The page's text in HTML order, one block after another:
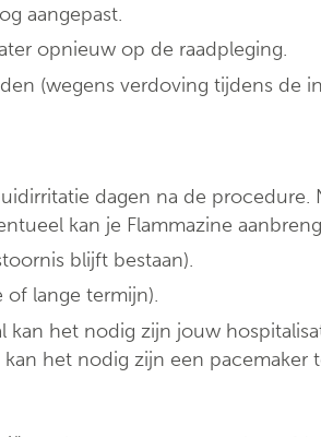
aangepast.
opnieuw op de raadpleging.
(wegens verdoving tijdens de
dagen na de
kan je Flammazine
blijft bestaan).
lange termijn).
kan het nodig zijn jouw
het nodig zijn een pacemaker